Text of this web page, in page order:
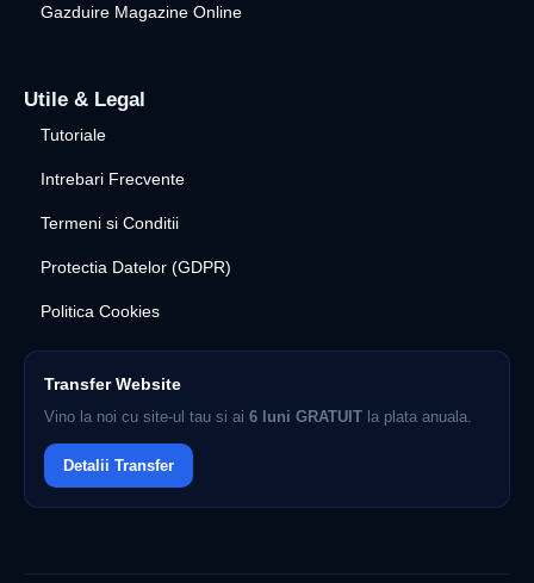
Gazduire Magazine Online
Utile & Legal
Tutoriale
Intrebari Frecvente
Termeni si Conditii
Protectia Datelor (GDPR)
Politica Cookies
Transfer Website
Vino la noi cu site-ul tau si ai 6 luni GRATUIT la plata anuala.
Detalii Transfer